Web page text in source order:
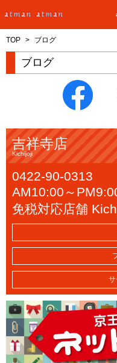
TOP > ブログ
ブログ
吉祥寺店
Kichijoji
0422-90-0313
AM10:00～
免税対応店舗
サ